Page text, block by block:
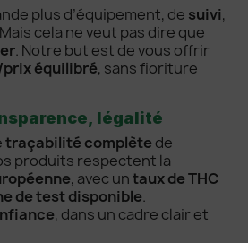
plus d’équipement, de suivi,
cela ne veut pas dire que
. Notre but est de vous offrir
équilibré, sans fioriture
légalité
traçabilité complète de
produits respectent la
, avec untaux de THC
de test disponible.
, dans un cadre clair et